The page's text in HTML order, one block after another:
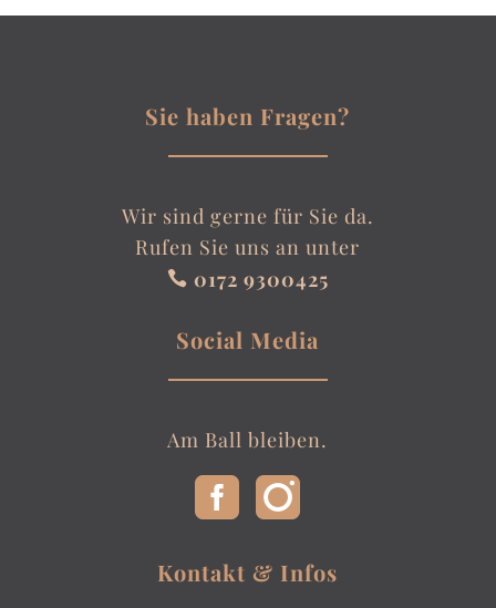
Sie haben Fragen?
Wir sind gerne für Sie da.
Rufen Sie uns an unter
 0172 9300425
Social Media
Am Ball bleiben.
Kontakt & Infos